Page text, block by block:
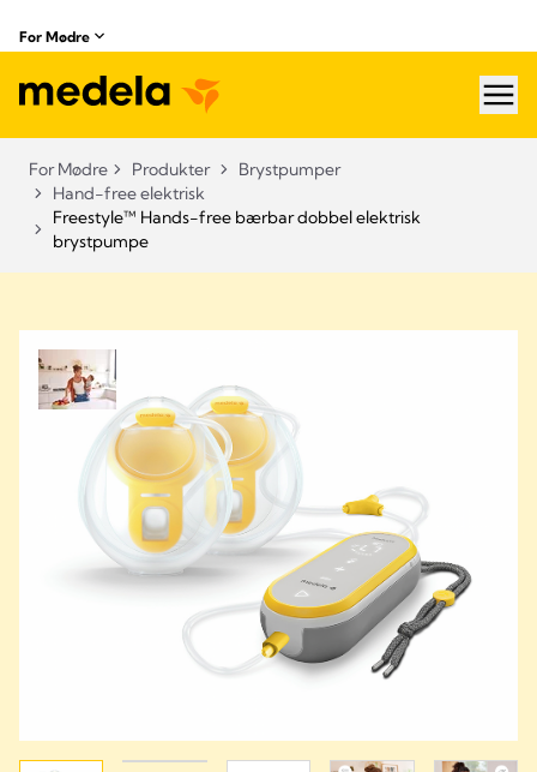
For Mødre
For Mødre Produkter
Brystpumper
Hand-free elektrisk
Freestyle™ Hands-free bærbar dobbel elektrisk
brystpumpe